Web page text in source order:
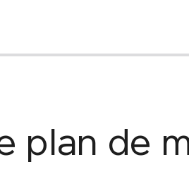
plan de